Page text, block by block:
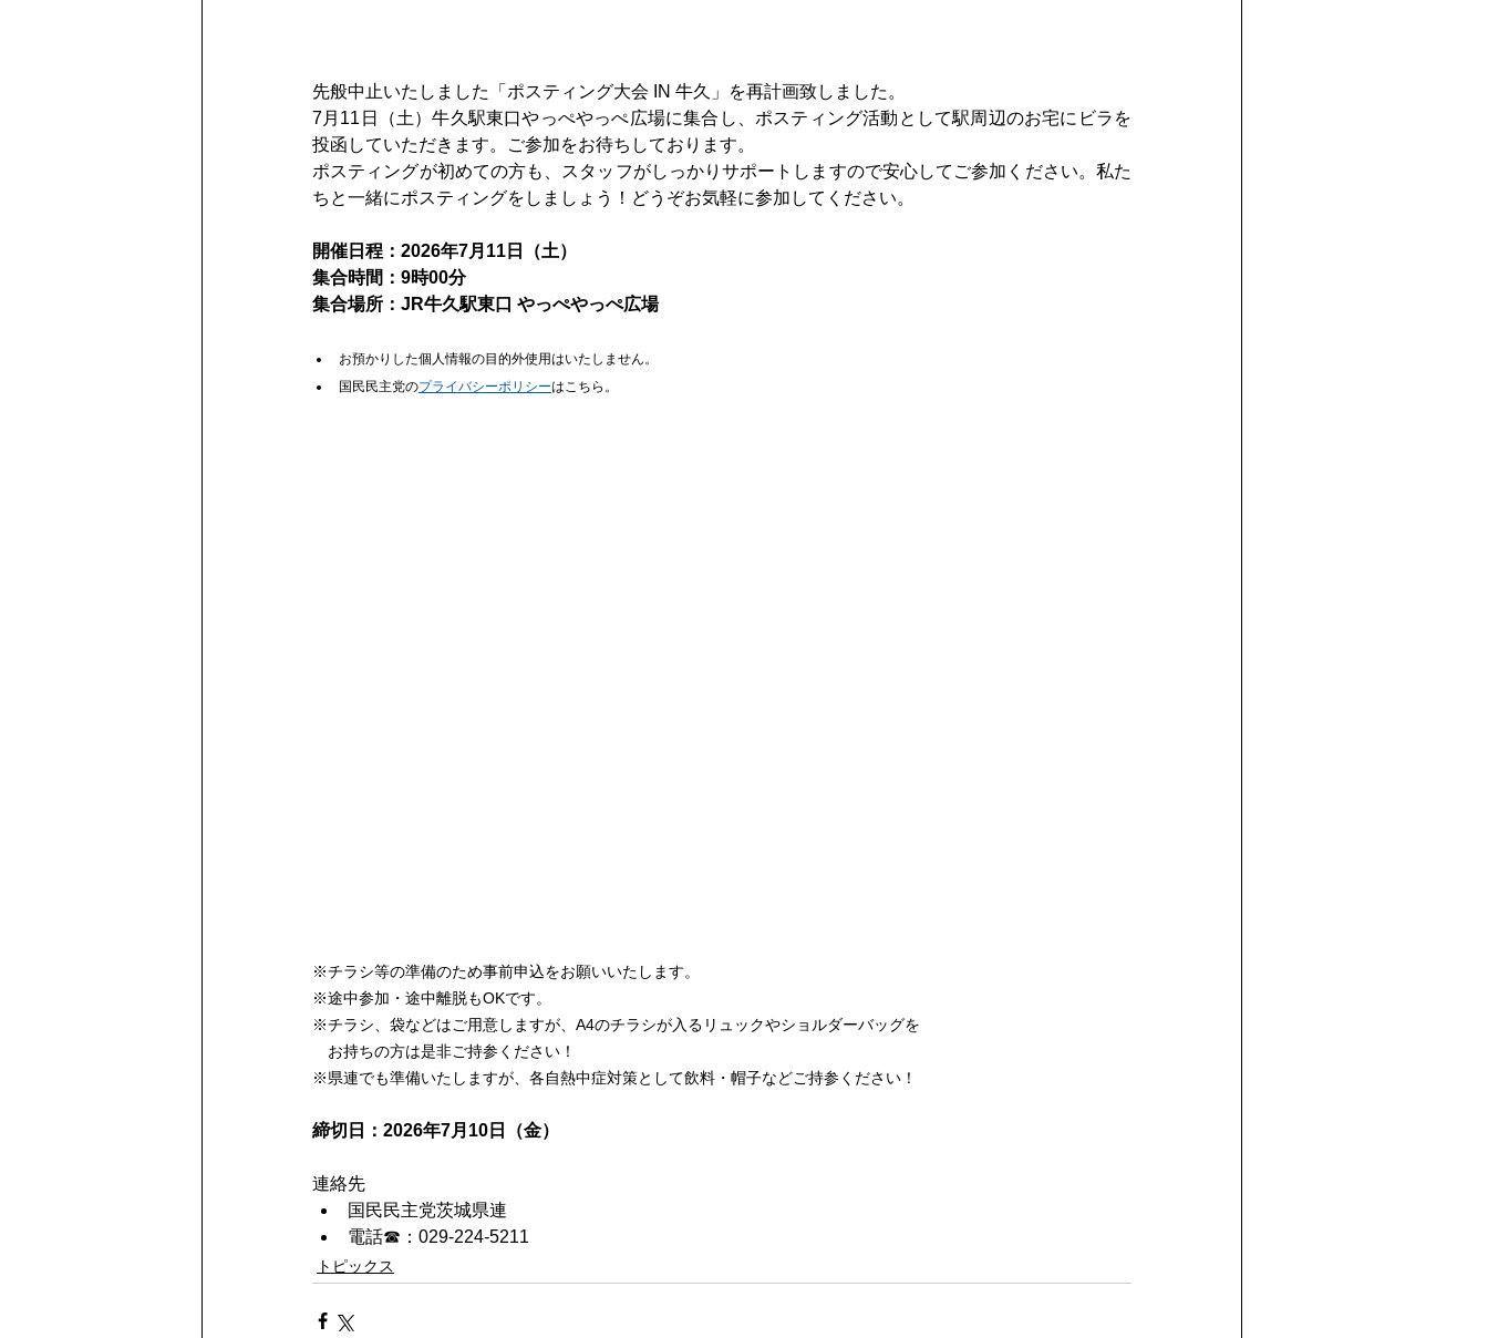
先般中止いたしました「ポスティング大会 IN 牛久」を再計画致しました。
7月11日（土）牛久駅東口やっぺやっぺ広場に集合し、ポスティング活動として駅周辺のお宅にビラを
投函していただきます。ご参加をお待ちしております。
ポスティングが初めての方も、スタッフがしっかりサポートしますので安心してご参加ください。私た
ちと一緒にポスティングをしましょう！どうぞお気軽に参加してください。
開催日程：2026年7月11日（土）
集合時間：9時00分
集合場所：JR牛久駅東口 やっぺやっぺ広場
お預かりした個人情報の目的外使用はいたしません。
国民民主党のプライバシーポリシーはこちら。
※チラシ等の準備のため事前申込をお願いいたします。
※途中参加・途中離脱もOKです。
※チラシ、袋などはご用意しますが、A4のチラシが入るリュックやショルダーバッグを
お持ちの方は是非ご持参ください！
※県連でも準備いたしますが、各自熱中症対策として飲料・帽子などご持参ください！
締切日：2026年7月10日（金）
連絡先
国民民主党茨城県連
電話☎：029-224-5211
トピックス